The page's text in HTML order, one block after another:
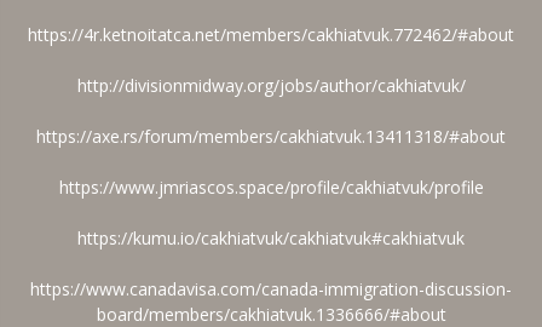
https://4r.ketnoitatca.net/members/cakhiatvuk.772462/#about
http://divisionmidway.org/jobs/author/cakhiatvuk/
https://axe.rs/forum/members/cakhiatvuk.13411318/#about
https://www.jmriascos.space/profile/cakhiatvuk/profile
https://kumu.io/cakhiatvuk/cakhiatvuk#cakhiatvuk
https://www.canadavisa.com/canada-immigration-discussion-
board/members/cakhiatvuk.1336666/#about